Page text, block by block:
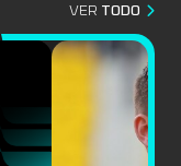
VER TODO